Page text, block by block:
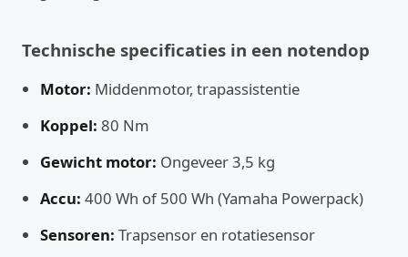
Technische specificaties in een notendop
Motor: Middenmotor, trapassistentie
Koppel: 80 Nm
Gewicht motor: Ongeveer 3,5 kg
Accu: 400 Wh of 500 Wh (Yamaha Powerpack)
Sensoren: Trapsensor en rotatiesensor